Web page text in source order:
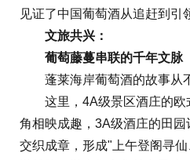
见证了中国葡萄酒从追赶到引
文旅共兴：
葡萄藤蔓串联的千年文脉
蓬莱海岸葡萄酒的故事从不
这里，4A级景区酒庄的欧
角相映成趣，3A级酒庄的田
交织成章，形成"上午登阁寻